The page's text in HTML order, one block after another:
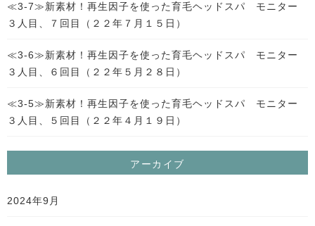
≪3-7≫新素材！再生因子を使った育毛ヘッドスパ モニター
３人目、７回目（２２年７月１５日）
≪3-6≫新素材！再生因子を使った育毛ヘッドスパ モニター
３人目、６回目（２２年５月２８日）
≪3-5≫新素材！再生因子を使った育毛ヘッドスパ モニター
３人目、５回目（２２年４月１９日）
アーカイブ
2024年9月